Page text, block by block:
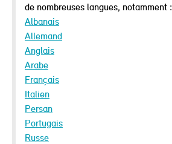
de nombreuses langues, notamment :
Albanais
Allemand
Anglais
Arabe
Français
Italien
Persan
Portugais
Russe